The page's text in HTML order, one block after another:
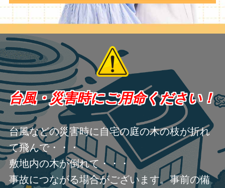
台風・災害時にご用命ください！
台風などの災害時に自宅の庭の木の枝が折れ
て飛んで・・・
敷地内の木が倒れて・・・
事故につながる場合がございます。事前の備